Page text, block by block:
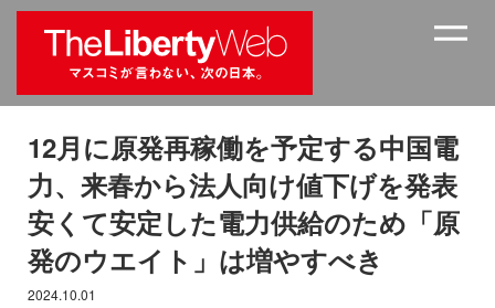
12月に原発再稼働を予定する中国電
力、来春から法人向け値下げを発表
安くて安定した電力供給のため「原
発のウエイト」は増やすべき
2024.10.01